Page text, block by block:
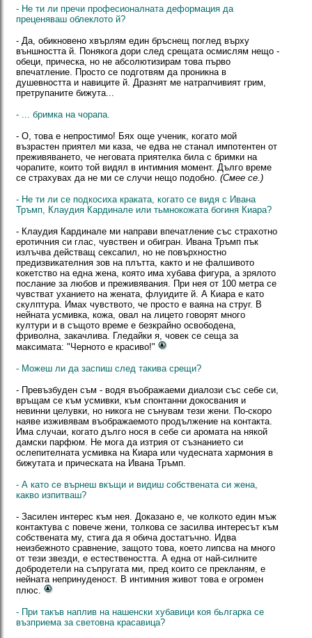
- Не ти ли пречи професионалната деформация да
преценяваш облеклото й?
- Да, обикновено хвърлям един бръснещ поглед върху
външността й. Понякога дори след срещата осмислям нещо -
обеци, прическа, но не абсолютизирам това първо
впечатление. Просто се подготвям да проникна в
душевността и навиците й. Дразнят ме натрапчивият грим,
претрупаните бижута...
- ... бримка на чорапа.
- О, това е непростимо! Бях още ученик, когато мой
възрастен приятел ми каза, че едва не станал импотентен от
преживяването, че неговата приятелка била с бримки на
чорапите, които той видял в интимния момент. Дълго време
се страхувах да не ми се случи нещо подобно. (Смее се.)
- Не ти ли се подкосиха краката, когато се видя с Ивана
Тръмп, Клаудия Кардинале или тьмнокожата богиня Киара?
- Клаудия Кардинале ми направи впечатление със страхотно
еротичния си глас, чувствен и обигран. Ивана Тръмп пък
излъчва действащ сексапил, но не повърхностно
предизвикателния зов на плътта, както и не фалшивото
кокетство на една жена, която има хубава фигура, а зрялото
послание за любов и преживявания. При нея от 100 метра се
чувстват уханието на жената, флуидите й. А Киара е като
скулптура. Имах чувството, че просто е ваяна на струг. В
нейната усмивка, кожа, овал на лицето говорят много
култури и в същото време е безкрайно освободена,
фриволна, закачлива. Гледайки я, човек се сеща за
максимата: "Черното е красиво!"
- Можеш ли да заспиш след такива срещи?
- Превъзбуден съм - водя въображаеми диалози със себе си,
връщам се към усмивки, към спонтанни докосвания и
невинни целувки, но никога не сънувам тези жени. По-скоро
наяве изживявам въображаемото продължение на контакта.
Има случаи, когато дълго нося в себе си аромата на някой
дамски парфюм. Не мога да изтрия от съзнанието си
ослепителната усмивка на Киара или чудесната хармония в
бижутата и прическата на Ивана Тръмп.
- А като се върнеш вкъщи и видиш собствената си жена,
какво изпитваш?
- Засилен интерес към нея. Доказано е, че колкото един мъж
контактува с повече жени, толкова се засилва интересът към
собствената му, стига да я обича достатъчно. Идва
неизбежното сравнение, защото това, което липсва на много
от тези звезди, е естествеността. А една от най-силните
добродетели на съпругата ми, пред които се прекланям, е
нейната непринуденост. В интимния живот това е огромен
плюс.
- При такъв наплив на нашенски хубавици коя бьлгарка се
възприема за световна красавица?